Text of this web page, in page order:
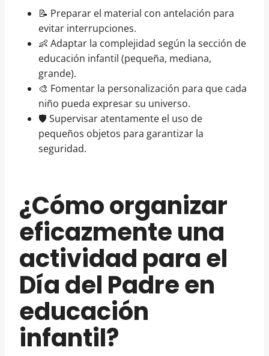
📝 Preparar el material con antelación para
evitar interrupciones.
👶 Adaptar la complejidad según la sección de
educación infantil (pequeña, mediana,
grande).
🎨 Fomentar la personalización para que cada
niño pueda expresar su universo.
🛡️ Supervisar atentamente el uso de
pequeños objetos para garantizar la
seguridad.
¿Cómo organizar
eficazmente una
actividad para el
Día del Padre en
educación
infantil?